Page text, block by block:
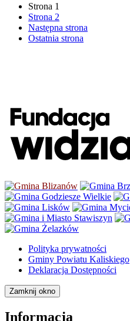
Strona 1
Strona 2
Następna strona
Ostatnia strona
Polityka prywatności
Gminy Powiatu Kaliskiego
Deklaracja Dostępności
Zamknij okno
Informacja